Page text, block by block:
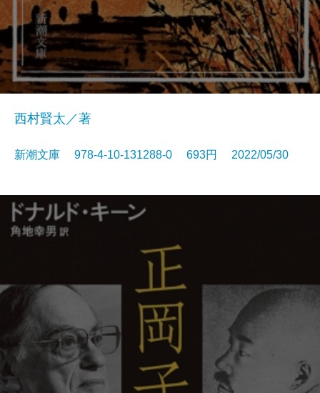
西村賢太／著
新潮文庫 978-4-10-131288-0 693円 2022/05/30